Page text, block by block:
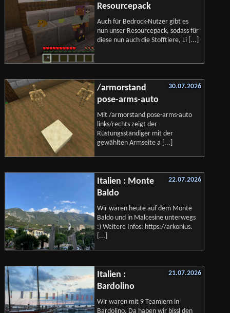
Resourcepack
Auch für Bedrock-Nutzer gibt es
nun unser Resourcepack, sodass für
diese nun auch die Stofftiere, Li [...]
/armorstand
pose-arms-auto
30.07.2026
Mit /armorstand pose-arms-auto
links/rechts zeigt der
Rüstungsständiger mit der
gewählten Armseite a [...]
Italien : Monte
Baldo
22.07.2026
Wir waren heute auf dem Monte
Baldo und in Malcesine unterwegs
:) Weitere Infos: https://arkonius.
[...]
Italien :
Bardolino
21.07.2026
Wir waren mit 9 Teamlern in
Bardolino. Da haben wir bissl den